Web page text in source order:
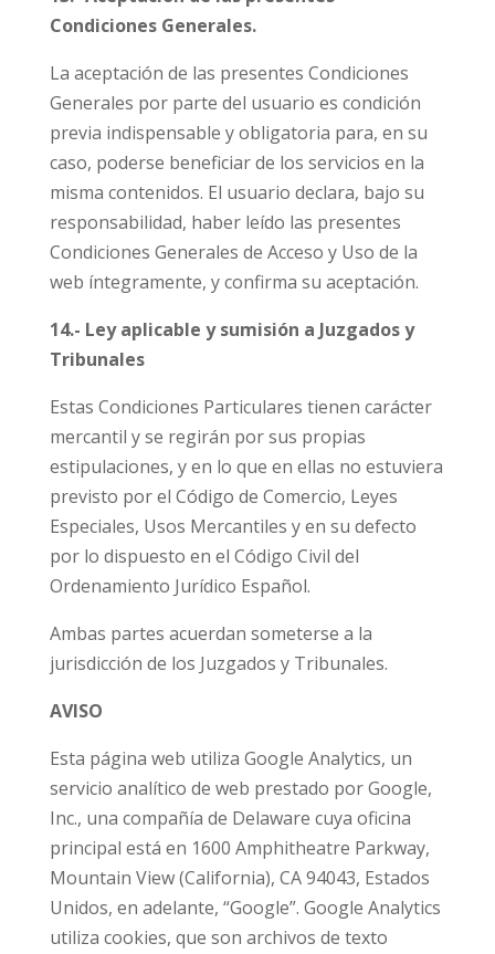
Condiciones Generales.
La aceptación de las presentes Condiciones
Generales por parte del usuario es condición
previa indispensable y obligatoria para, en su
caso, poderse beneficiar de los servicios en la
misma contenidos. El usuario declara, bajo su
responsabilidad, haber leído las presentes
Condiciones Generales de Acceso y Uso de la
web íntegramente, y confirma su aceptación.
14.- Ley aplicable y sumisión a Juzgados y
Tribunales
Estas Condiciones Particulares tienen carácter
mercantil y se regirán por sus propias
estipulaciones, y en lo que en ellas no estuviera
previsto por el Código de Comercio, Leyes
Especiales, Usos Mercantiles y en su defecto
por lo dispuesto en el Código Civil del
Ordenamiento Jurídico Español.
Ambas partes acuerdan someterse a la
jurisdicción de los Juzgados y Tribunales.
AVISO
Esta página web utiliza Google Analytics, un
servicio analítico de web prestado por Google,
Inc., una compañía de Delaware cuya oficina
principal está en 1600 Amphitheatre Parkway,
Mountain View (California), CA 94043, Estados
Unidos, en adelante, “Google”. Google Analytics
utiliza cookies, que son archivos de texto